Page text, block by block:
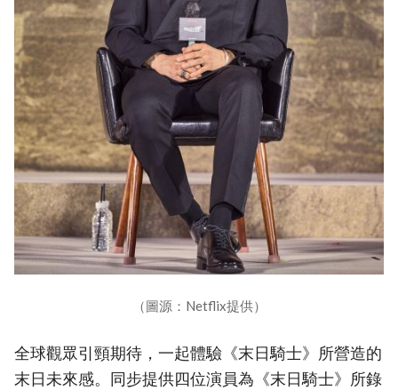
（圖源：Netflix提供）
全球觀眾引頸期待，一起體驗《末日騎士》所營造的
末日未來感。同步提供四位演員為《末日騎士》所錄